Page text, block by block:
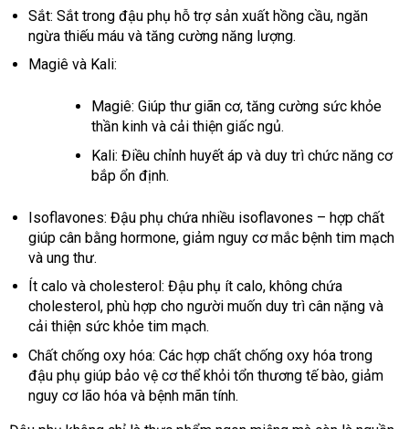
Sắt: Sắt trong đậu phụ hỗ trợ sản xuất hồng cầu, ngăn
ngừa thiếu máu và tăng cường năng lượng.
Magiê và Kali:
Magiê: Giúp thư giãn cơ, tăng cường sức khỏe
thần kinh và cải thiện giấc ngủ.
Kali: Điều chỉnh huyết áp và duy trì chức năng cơ
bắp ổn định.
Isoflavones: Đậu phụ chứa nhiều isoflavones – hợp chất
giúp cân bằng hormone, giảm nguy cơ mắc bệnh tim mạch
và ung thư.
Ít calo và cholesterol: Đậu phụ ít calo, không chứa
cholesterol, phù hợp cho người muốn duy trì cân nặng và
cải thiện sức khỏe tim mạch.
Chất chống oxy hóa: Các hợp chất chống oxy hóa trong
đậu phụ giúp bảo vệ cơ thể khỏi tổn thương tế bào, giảm
nguy cơ lão hóa và bệnh mãn tính.